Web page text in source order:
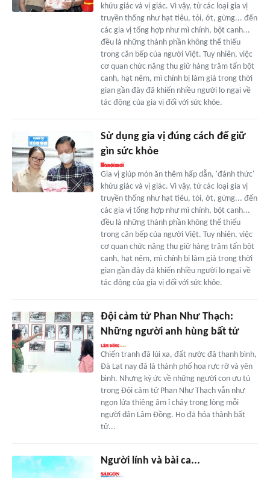
khứu giác và vị giác. Vì vậy, từ các loại gia vị
truyền thống như hạt tiêu, tỏi, ớt, gừng... đến
các gia vị tổng hợp như mì chính, bột canh...
đều là những thành phần không thể thiếu
trong căn bếp của người Việt. Tuy nhiên, việc
cơ quan chức năng thu giữ hàng trăm tấn bột
canh, hạt nêm, mì chính bị làm giả trong thời
gian gần đây đã khiến nhiều người lo ngại về
tác động của gia vị đối với sức khỏe.
Sử dụng gia vị đúng cách để giữ
gìn sức khỏe
Gia vị giúp món ăn thêm hấp dẫn, 'đánh thức'
khứu giác và vị giác. Vì vậy, từ các loại gia vị
truyền thống như hạt tiêu, tỏi, ớt, gừng... đến
các gia vị tổng hợp như mì chính, bột canh...
đều là những thành phần không thể thiếu
trong căn bếp của người Việt. Tuy nhiên, việc
cơ quan chức năng thu giữ hàng trăm tấn bột
canh, hạt nêm, mì chính bị làm giả trong thời
gian gần đây đã khiến nhiều người lo ngại về
tác động của gia vị đối với sức khỏe.
Đội cảm tử Phan Như Thạch:
Những người anh hùng bất tử
Chiến tranh đã lùi xa, đất nước đã thanh bình,
Đà Lạt nay đã là thành phố hoa rực rỡ và yên
bình. Nhưng ký ức về những người con ưu tú
trong Đội cảm tử Phan Như Thạch vẫn như
ngọn lửa thiêng âm ỉ cháy trong lòng mỗi
người dân Lâm Đồng. Họ đã hóa thành bất
tử...
Người lính và bài ca...